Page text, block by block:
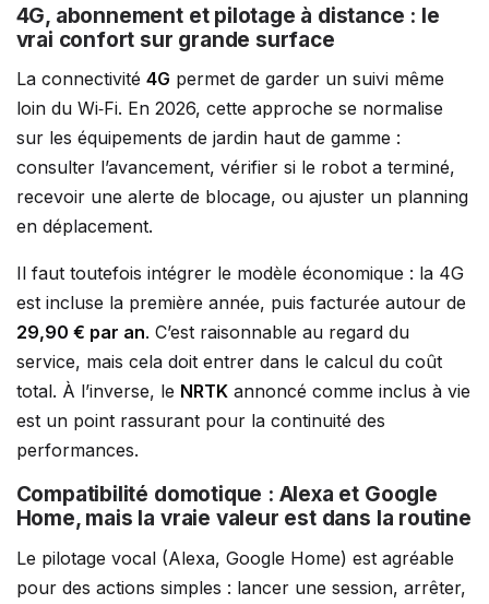
4G, abonnement et pilotage à distance : le
vrai confort sur grande surface
La connectivité 4G permet de garder un suivi même
loin du Wi‑Fi. En 2026, cette approche se normalise
sur les équipements de jardin haut de gamme :
consulter l’avancement, vérifier si le robot a terminé,
recevoir une alerte de blocage, ou ajuster un planning
en déplacement.
Il faut toutefois intégrer le modèle économique : la 4G
est incluse la première année, puis facturée autour de
29,90 € par an. C’est raisonnable au regard du
service, mais cela doit entrer dans le calcul du coût
total. À l’inverse, le NRTKannoncé comme inclus à vie
est un point rassurant pour la continuité des
performances.
Compatibilité domotique : Alexa et Google
Home, mais la vraie valeur est dans la routine
Le pilotage vocal (Alexa, Google Home) est agréable
pour des actions simples : lancer une session, arrêter,